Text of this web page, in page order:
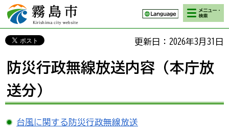
霧島市 Kirishima
city website
検索・メニ
ュー
更新日：2026年3月31日
防災行政無線放送内容（本庁放
送分）
台風に関する防災行政無線放送